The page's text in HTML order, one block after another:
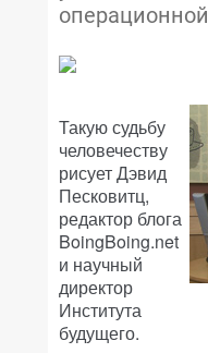
Такую судьбу
человечеству
рисует Дэвид
Песковитц,
редактор блога
BoingBoing.net
и научный
директор
Института
будущего.